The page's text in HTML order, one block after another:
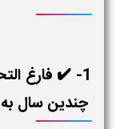
1- ✔️ فارغ
چندین سال